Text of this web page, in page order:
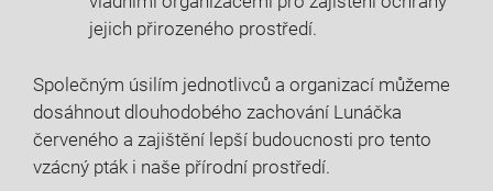
jejich přirozeného prostředí.
Společným úsilím jednotlivců a organizací můžeme
dosáhnout dlouhodobého zachování Lunáčka
červeného a zajištění lepší budoucnosti pro tento
vzácný pták i naše přírodní prostředí.